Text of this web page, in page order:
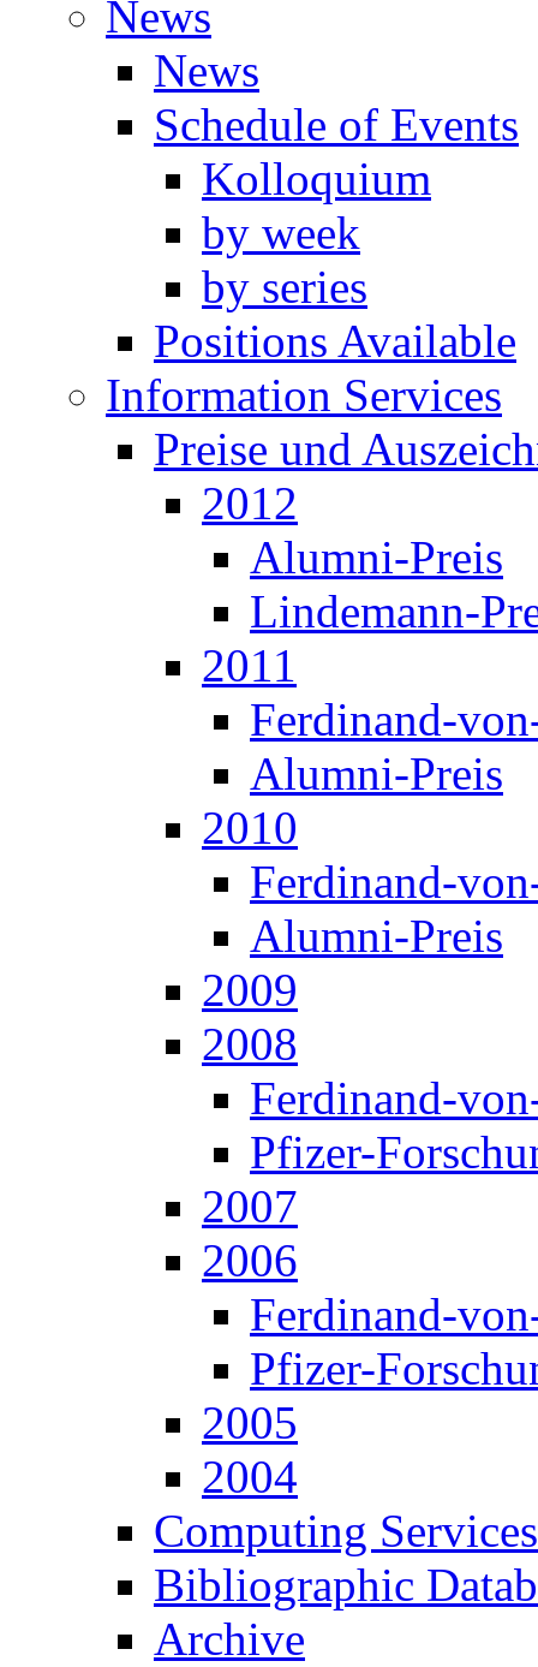
News
News
Schedule of Events
Kolloquium
by week
by series
Positions Available
Information Services
Preise und
2012
Alumni-Preis
Lindemann-
2011
Ferdinand-
Alumni-Preis
2010
Ferdinand-
Alumni-Preis
2009
2008
Ferdinand-
Pfizer-
2007
2006
Ferdinand-
Pfizer-
2005
2004
Computing Services
Bibliographic
Archive